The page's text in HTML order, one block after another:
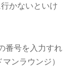
かないといけ
番号を入力すれ
ンラウンジ）